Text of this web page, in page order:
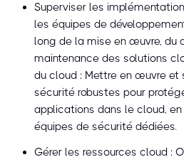
Superviser les
les équipes de
long de la mise en œuvre, du
maintenance des solutions
du cloud : Mettre en œuvre et
sécurité robustes pour
applications dans le cloud,
équipes de sécurité dédiées.
Gérer les ressources cloud :